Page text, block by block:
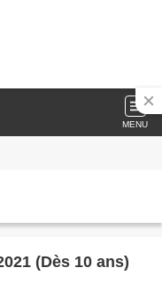
MENU
(Dès 10 ans)